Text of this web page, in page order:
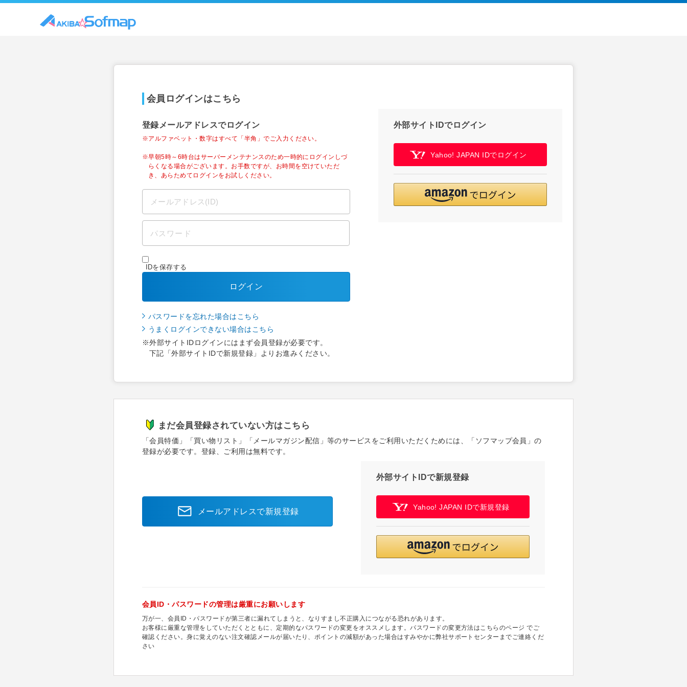
会員ログインはこちら
登録メールアドレスでログイン
※アルファベット・数字はすべて「半角」でご入力ください。
※早朝5時～6時台はサーバーメンテナンスのため一時的にログインしづ
らくなる場合がございます。お手数ですが、お時間を空けていただ
き、あらためてログインをお試しください。
IDを保存する
ログイン
パスワードを忘れた場合はこちら
うまくログインできない場合はこちら
※外部サイトIDログインにはまず会員登録が必要です。
下記「外部サイトIDで新規登録」よりお進みください。
外部サイトIDでログイン
Yahoo! JAPAN IDでログイン
まだ会員登録されていない方はこちら
「会員特価」「買い物リスト」「メールマガジン配信」等のサービスをご利用いただくためには、「ソフマップ会員」の
登録が必要です。登録、ご利用は無料です。
メールアドレスで新規登録
外部サイトIDで新規登録
Yahoo! JAPAN IDで新規登録
会員ID・パスワードの管理は厳重にお願いします
万が一、会員ID・パスワードが第三者に漏れてしまうと、なりすまし不正購入につながる恐れがあります。
お客様に厳重な管理をしていただくとともに、定期的なパスワードの変更をオススメします。パスワードの変更方法はこちらのページ でご
確認ください。身に覚えのない注文確認メールが届いたり、ポイントの減額があった場合はすみやかに弊社サポートセンターまでご連絡くだ
さい